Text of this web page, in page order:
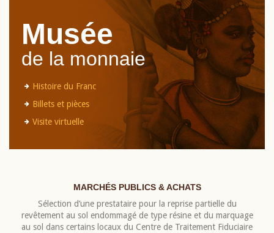
Musée
de la monnaie
Histoire du Franc
Billets et pièces
Visite virtuelle
MARCHÉS PUBLICS & ACHATS
Sélection d’une prestataire pour la reprise partielle du
revêtement au sol endommagé de type résine et du marquage
au sol dans certains locaux du Centre de Traitement Fiduciaire